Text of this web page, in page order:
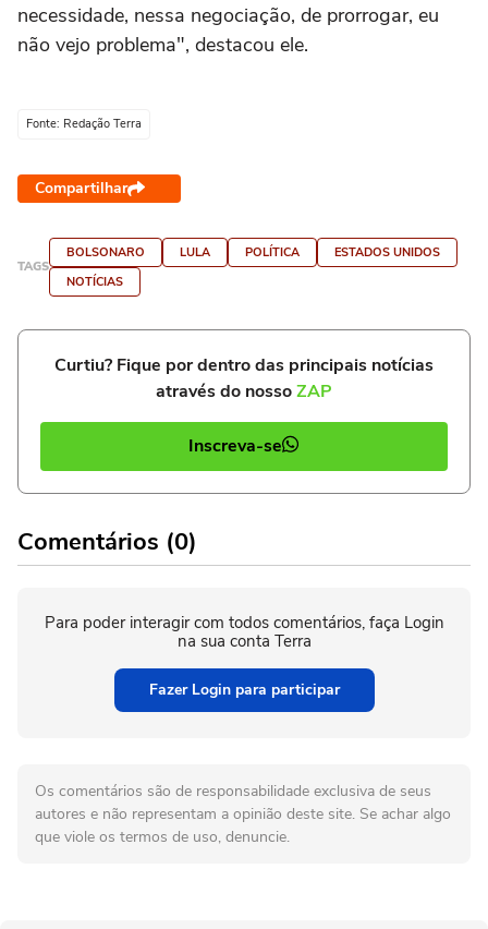
necessidade, nessa negociação, de prorrogar, eu
não vejo problema", destacou ele.
Fonte: Redação Terra
Compartilhar
TAGS
BOLSONARO LULA POLÍTICA
ESTADOS UNIDOS
NOTÍCIAS
Curtiu? Fique por dentro das principais notícias
através do nossoZAP
Inscreva-se
Comentários (0)
Para poder interagir com todos comentários, faça Login
na sua conta Terra
Fazer Login para participar
Os comentários são de responsabilidade exclusiva de seus
autores e não representam a opinião deste site. Se achar algo
que viole os termos de uso, denuncie.